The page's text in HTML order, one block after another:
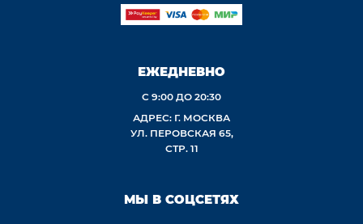
ЕЖЕДНЕВНО
С 9:00 ДО 20:30
АДРЕС: Г. МОСКВА
УЛ. ПЕРОВСКАЯ 65,
СТР. 11
МЫ В СОЦСЕТЯХ